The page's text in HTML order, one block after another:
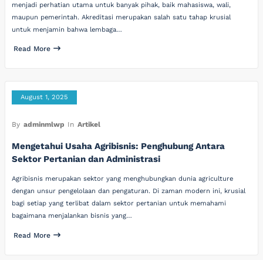
menjadi perhatian utama untuk banyak pihak, baik mahasiswa, wali,
maupun pemerintah. Akreditasi merupakan salah satu tahap krusial
untuk menjamin bahwa lembaga…
Read More
August 1, 2025
By adminmlwp In Artikel
Mengetahui Usaha Agribisnis: Penghubung Antara
Sektor Pertanian dan Administrasi
Agribisnis merupakan sektor yang menghubungkan dunia agriculture
dengan unsur pengelolaan dan pengaturan. Di zaman modern ini, krusial
bagi setiap yang terlibat dalam sektor pertanian untuk memahami
bagaimana menjalankan bisnis yang…
Read More